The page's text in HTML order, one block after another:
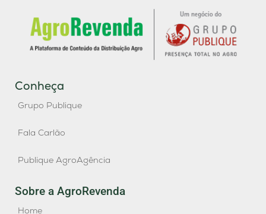
Conheça
Grupo Publique
Fala Carlão
Publique AgroAgência
Sobre a AgroRevenda
Home